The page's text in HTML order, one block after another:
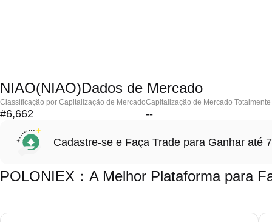
NIAO(NIAO)Dados de Mercado
Classificação por Capitalização de Mercado
#6,662
Capitalização de Mercado
--
Cadastre-se e Faça Trade para Ganhar até
POLONIEX：A Melhor Plataforma para